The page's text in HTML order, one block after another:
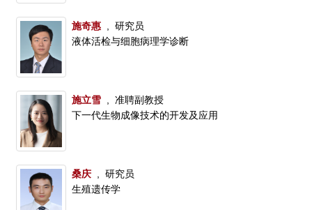
施奇惠 , 研究员
液体活检与细胞病理学诊断
施立雪 , 准聘副教授
下一代生物成像技术的开发及应用
桑庆 , 研究员
生殖遗传学